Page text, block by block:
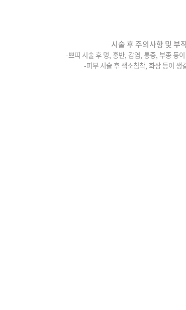
시술 후 주의사항 및 부
-쁘띠 시술 후 멍, 홍반, 감염, 통증, 부종 등
-피부 시술 후 색소침착, 화상 등이 생